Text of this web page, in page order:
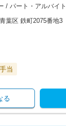
/ パート・アルバイト
葉区 鉄町2075番地3
当
る